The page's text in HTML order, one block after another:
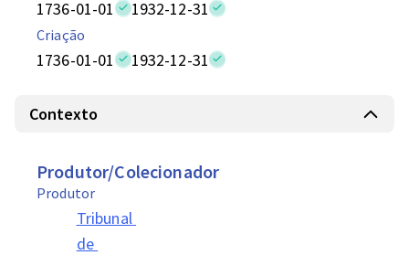
1736-01-01 1932-12-31
Criação
1736-01-01 1932-12-31
Contexto
Produtor/Colecionador
Produtor
Tribunal
de